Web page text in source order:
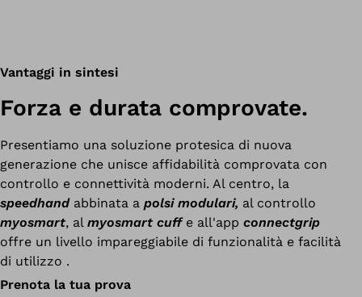
Vantaggi in sintesi
Forza e durata comprovate.
Presentiamo una soluzione protesica di nuova
generazione che unisce affidabilità comprovata con
controllo e connettività moderni. Al centro, la
speedhandabbinata a polsi modulari, al controllo
myosmart, al myosmart cuffe all'app connectgrip
offre un livello impareggiabile di funzionalità e facilità
di utilizzo .
Prenota la tua prova